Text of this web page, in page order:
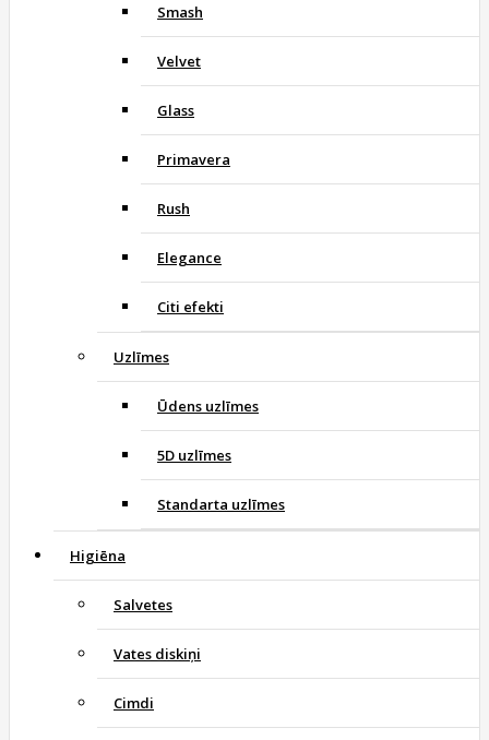
Smash
Velvet
Glass
Primavera
Rush
Elegance
Citi efekti
Uzlīmes
Ūdens uzlīmes
5D uzlīmes
Standarta uzlīmes
Higiēna
Salvetes
Vates diskiņi
Cimdi